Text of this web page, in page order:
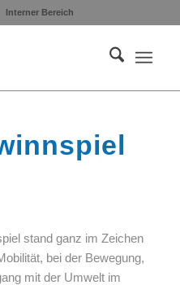
Interner Bereich
stand ganz im Zeichen
bei der Bewegung,
mit der Umwelt im